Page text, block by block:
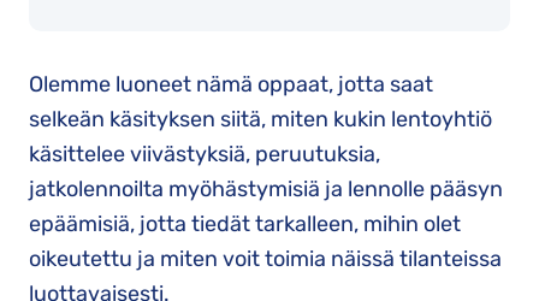
Olemme luoneet nämä oppaat, jotta saat
selkeän käsityksen siitä, miten kukin lentoyhtiö
käsittelee viivästyksiä, peruutuksia,
jatkolennoilta myöhästymisiä ja lennolle pääsyn
epäämisiä, jotta tiedät tarkalleen, mihin olet
oikeutettu ja miten voit toimia näissä tilanteissa
luottavaisesti.